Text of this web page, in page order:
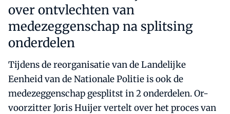
over ontvlechten van
medezeggenschap na splitsing
onderdelen
Tijdens de reorganisatie van de Landelijke
Eenheid van de Nationale Politie is ook de
medezeggenschap gesplitst in 2 onderdelen. Or-
voorzitter Joris Huijer vertelt over het proces van